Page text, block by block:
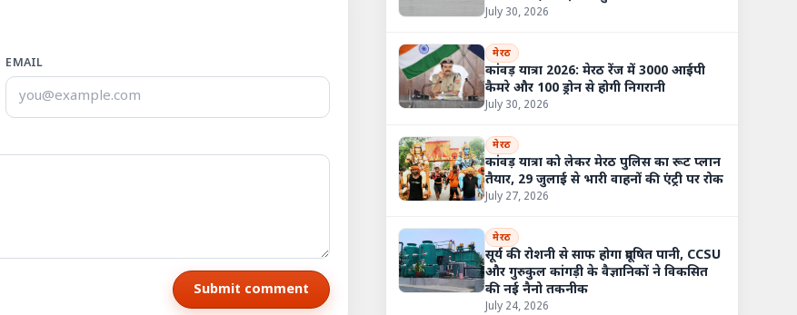
EMAIL
Submit comment
July 30, 2026
मेरठ
कांवड़ यात्रा 2026: मेरठ रेंज में 3000 आईपी
कैमरे और 100 ड्रोन से होगी निगरानी
July 30, 2026
मेरठ
कांवड़ यात्रा को लेकर मेरठ पुलिस का रूट प्लान
तैयार, 29 जुलाई से भारी वाहनों की एंट्री पर रोक
July 27, 2026
मेरठ
सूर्य की रोशनी से साफ होगा प्रदूषित पानी, CCSU
और गुरुकुल कांगड़ी के वैज्ञानिकों ने विकसित
की नई नैनो तकनीक
July 24, 2026